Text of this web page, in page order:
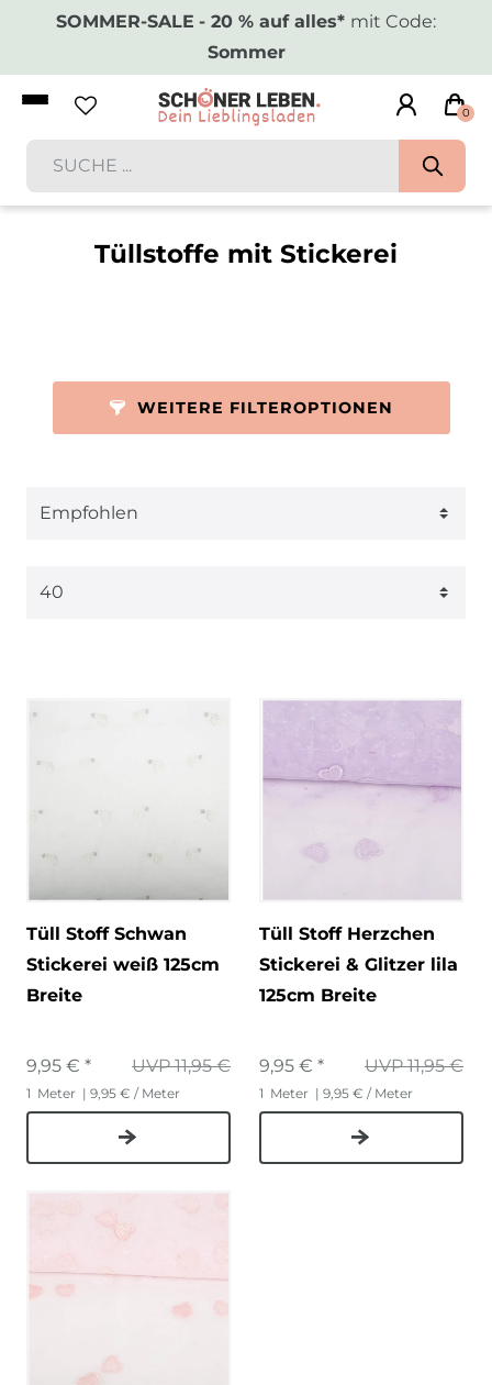
SOMMER-SALE - 20 % auf alles* mit Code:
Sommer
0
Tüllstoffe mit Stickerei
WEITERE FILTEROPTIONEN
Tüll Stoff Schwan
Stickerei weiß 125cm
Breite
UVP 11,95 €
9,95 € *
1 Meter | 9,95 € / Meter
Tüll Stoff Herzchen
Stickerei & Glitzer lila
125cm Breite
UVP 11,95 €
9,95 € *
1 Meter | 9,95 € / Meter